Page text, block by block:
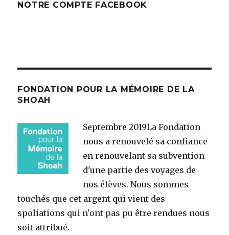
NOTRE COMPTE FACEBOOK
FONDATION POUR LA MÉMOIRE DE LA
SHOAH
Septembre 2019La Fondation
nous a renouvelé sa confiance
en renouvelant sa subvention
d'une partie des voyages de
nos élèves. Nous sommes
touchés que cet argent qui vient des
spoliations qui n'ont pas pu être rendues nous
soit attribué.